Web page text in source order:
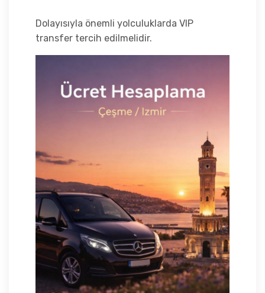
Dolayısıyla önemli yolculuklarda VIP
transfer tercih edilmelidir.